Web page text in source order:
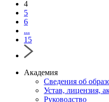
4
5
6
...
15
Академия
Сведения об
Устав, лицензия,
Руководство